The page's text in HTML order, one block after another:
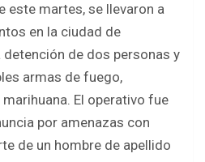
este martes, se llevaron a
en la ciudad de
de dos personas y
armas de fuego,
El operativo fue
por amenazas con
de un hombre de apellido